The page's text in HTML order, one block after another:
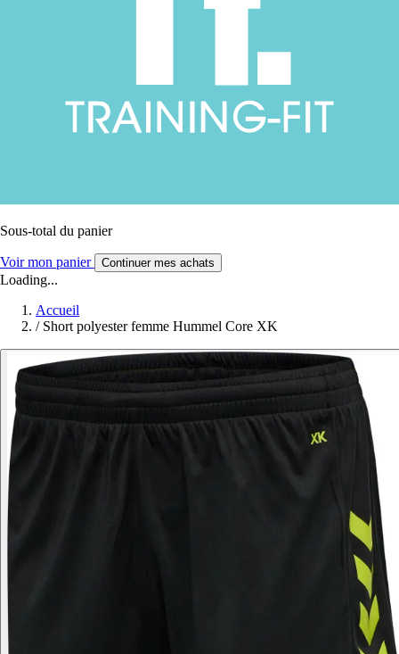
Sous-total du panier
Voir mon panier Continuer mes achats
Loading...
Accueil
/ Short polyester femme Hummel Core XK